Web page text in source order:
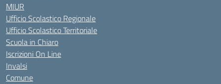
MIUR
Ufficio Scolastico Regionale
Ufficio Scolastico Territoriale
Scuola in Chiaro
Iscrizioni On Line
Invalsi
Comune